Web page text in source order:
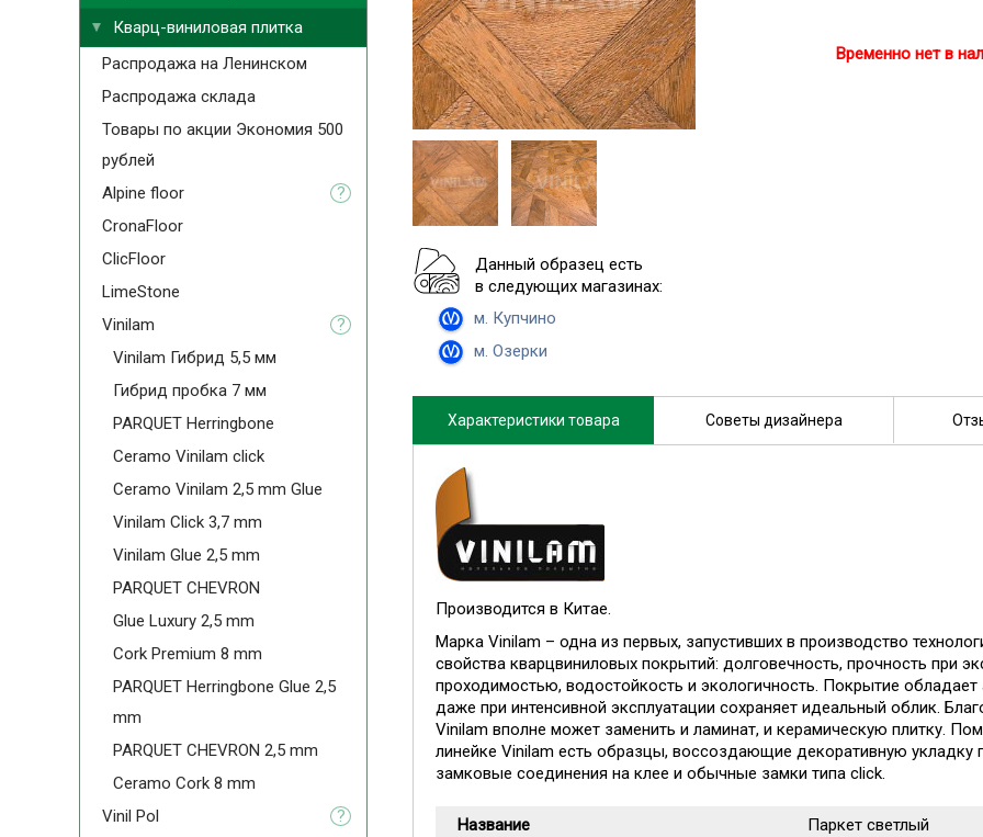
Данный образец есть
в следующих магазинах:
м. Купчино
м. Озерки
Временно нет в
Характеристики товара Советы дизайнера
Производится в Китае.
Марка Vinilam – одна из первых, запустивших в производство
свойства кварцвиниловых покрытий: долговечность, прочность при
проходимостью, водостойкость и экологичность. Покрытие
даже при интенсивной эксплуатации сохраняет идеальный облик.
Vinilam вполне может заменить и ламинат, и керамическую плитку.
линейке Vinilam есть образцы, воссоздающие декоративную укладку
замковые соединения на клее и обычные замки типа click.
Название
Паркет светлый
Кварц-виниловая плитка
Распродажа на Ленинском
Распродажа склада
Товары по акции Экономия 500
рублей
Alpine floor
?
CronaFloor
ClicFloor
LimeStone
Vinilam
?
Vinilam Гибрид 5,5 мм
Гибрид пробка 7 мм
PARQUET Herringbone
Ceramo Vinilam click
Ceramo Vinilam 2,5 mm Glue
Vinilam Click 3,7 mm
Vinilam Glue 2,5 mm
PARQUET CHEVRON
Glue Luxury 2,5 mm
Cork Premium 8 mm
PARQUET Herringbone Glue 2,5
mm
PARQUET CHEVRON 2,5 mm
Ceramo Cork 8 mm
Vinil Pol
?